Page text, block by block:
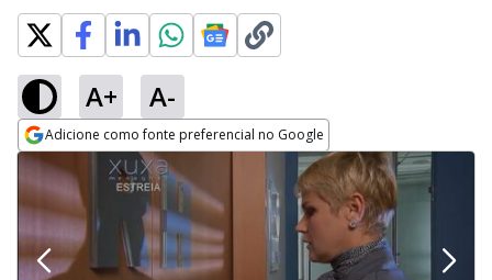
A+ A-
Adicione como fonte preferencial no Google
Opens in new window